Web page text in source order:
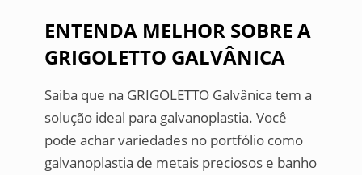
ENTENDA MELHOR SOBRE A
GRIGOLETTO GALVÂNICA
Saiba que na GRIGOLETTO Galvânica tem a
solução ideal para galvanoplastia. Você
pode achar variedades no portfólio como
galvanoplastia de metais preciosos e banho